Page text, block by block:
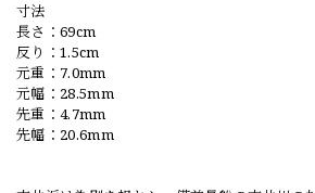
寸法
長さ：69cm
反り：1.5cm
元重：7.0mm
元幅：28.5mm
先重：4.7mm
先幅：20.6mm